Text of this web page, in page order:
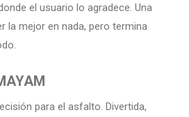
el usuario lo agradece. Una
la mejor en nada, pero termina
para el asfalto. Divertida,